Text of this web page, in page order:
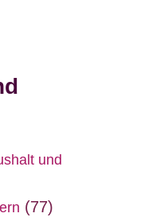
und
(77)